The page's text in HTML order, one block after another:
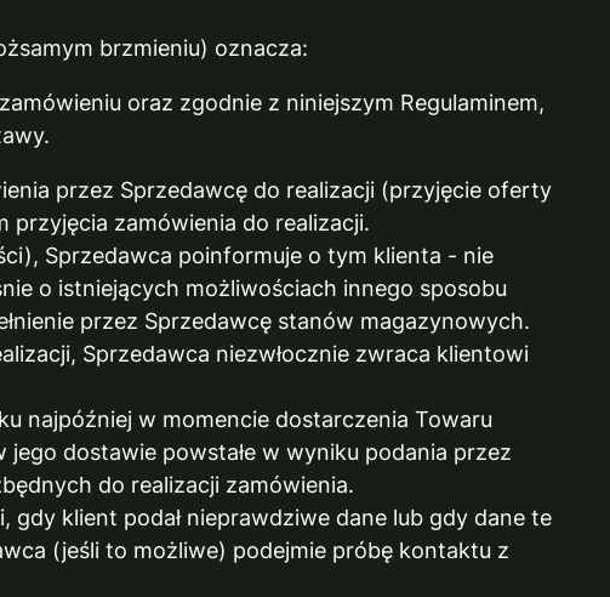
brzmieniu) oznacza:
oraz zgodnie z niniejszym Regulaminem,
przez Sprzedawcę do realizacji (przyjęcie oferty
zamówienia do realizacji.
Sprzedawca poinformuje o tym klienta - nie
o istniejących możliwościach innego sposobu
przez Sprzedawcę stanów magazynowych.
Sprzedawca niezwłocznie zwraca klientowi
najpóźniej w momencie dostarczenia Towaru
dostawie powstałe w wyniku podania przez
do realizacji zamówienia.
klient podał nieprawdziwe dane lub gdy dane te
(jeśli to możliwe) podejmie próbę kontaktu z